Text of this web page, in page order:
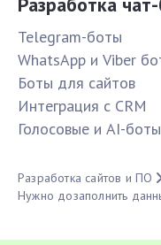
Telegram-боты
WhatsApp и Viber
Боты для сайтов
Интеграция с CRM
Голосовые и AI-боты
Разработка сайтов и ПО
Нужно дозаполнить